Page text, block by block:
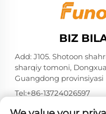
BIZ
Add: J105. Shotoon
sharqiy tomoni,
Guangdong provinsiyasi
Tel:+86-13724026597
Elektron pochta:
[email